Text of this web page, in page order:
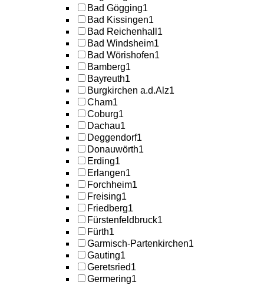
Bad Gögging1
Bad Kissingen1
Bad Reichenhall 1
Bad Windsheim1
Bad Wörishofen1
Bamberg1
Bayreuth1
Burgkirchen a.d.Alz1
Cham1
Coburg1
Dachau1
Deggendorf1
Donauwörth1
Erding1
Erlangen1
Forchheim1
Freising1
Friedberg1
Fürstenfeldbruck1
Fürth1
Garmisch-Partenkirchen1
Gauting1
Geretsried1
Germering1